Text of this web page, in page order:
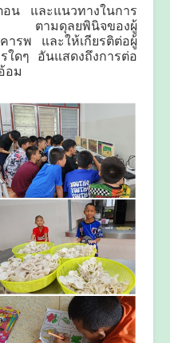
น และแนวทางในการ
ม ตามดุลยพินิจของผู้
ารพ และให้เกียรติต่อผู้
ใดๆ อันแสดงถึงการต่อ
อม